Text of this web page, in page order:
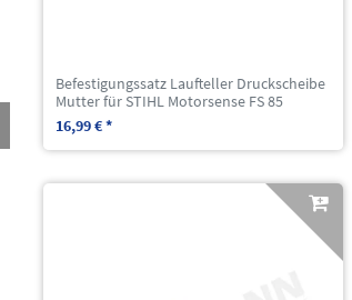
Befestigungssatz Laufteller Druckscheibe
Mutter für STIHL Motorsense FS 85
16,99 € *